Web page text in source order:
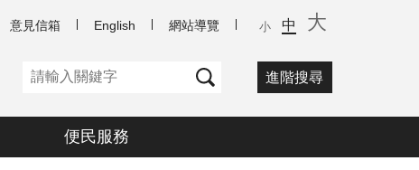
意見信箱 English 網站導覽 小 中 大
進階搜尋
便民服務